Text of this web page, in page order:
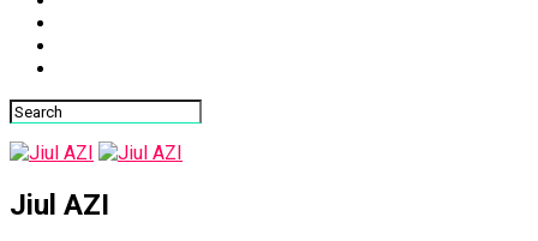
Jiul AZI